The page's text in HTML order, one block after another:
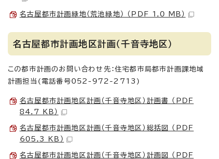
名古屋都市計画緑地（荒池緑地） （PDF 1.0 MB）
名古屋都市計画地区計画（千音寺地区）
この都市計画のお問い合わせ先：住宅都市局都市計画課地域
計画担当(電話番号052-972-2713)
名古屋都市計画地区計画（千音寺地区）計画書 （PDF
84.7 KB）
名古屋都市計画地区計画（千音寺地区）総括図 （PDF
605.3 KB）
名古屋都市計画地区計画（千音寺地区）計画図 （PDF